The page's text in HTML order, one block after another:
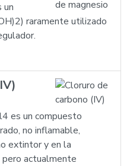
un
raramente utilizado
es un compuesto
no inflamable,
extintor y en la
pero actualmente